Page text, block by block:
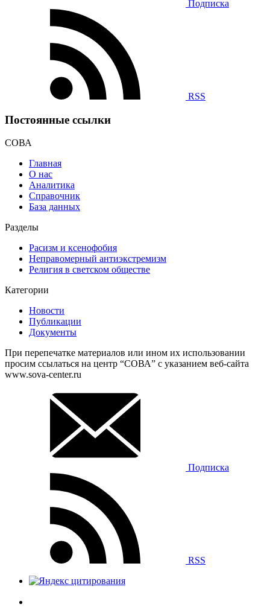
Подписка
RSS
Постоянные ссылки
СОВА
Главная
О нас
Аналитика
Справочник
База данных
Разделы
Расизм и ксенофобия
Неправомерный антиэкстремизм
Религия в светском обществе
Категории
Новости
Публикации
Документы
При перепечатке материалов или ином их использовании
просим ссылаться на центр “СОВА” с указанием веб-сайта
www.sova-center.ru
Подписка
RSS